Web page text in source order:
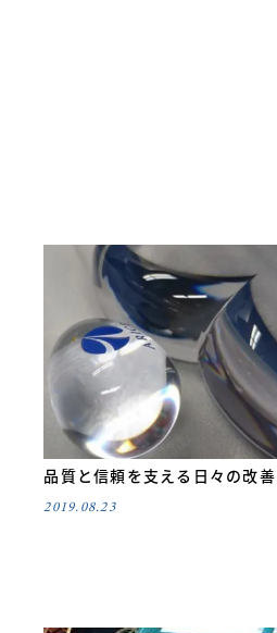
品質と信頼を支える日々の改
2019.08.23